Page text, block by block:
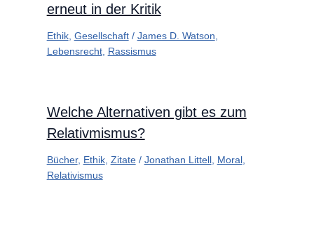
erneut in der Kritik
Ethik, Gesellschaft/ James D. Watson
Lebensrecht, Rassismus
Welche Alternativen gibt es zum
Relativmismus?
Bücher, Ethik, Zitate/ Jonathan Littell, Moral,
Relativismus